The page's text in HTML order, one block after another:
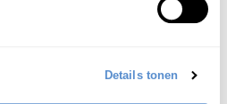
Details tonen